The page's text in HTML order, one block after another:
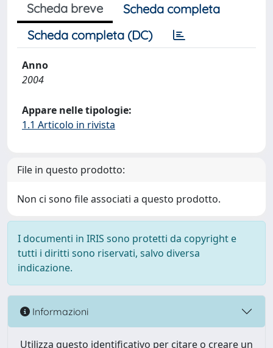
Scheda breve
Scheda completa
Scheda completa (DC)
Anno
2004
Appare nelle tipologie:
1.1 Articolo in rivista
File in questo prodotto:
Non ci sono file associati a questo prodotto.
I documenti in IRIS sono protetti da copyright e
tutti i diritti sono riservati, salvo diversa
indicazione.
Informazioni
Utilizza questo identificativo per citare o creare un